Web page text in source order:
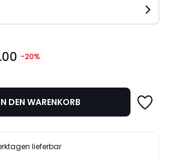
-20%
DEN WARENKORB
lieferbar